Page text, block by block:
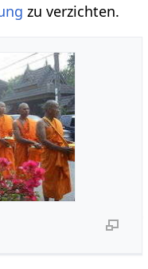
zu verzichten.